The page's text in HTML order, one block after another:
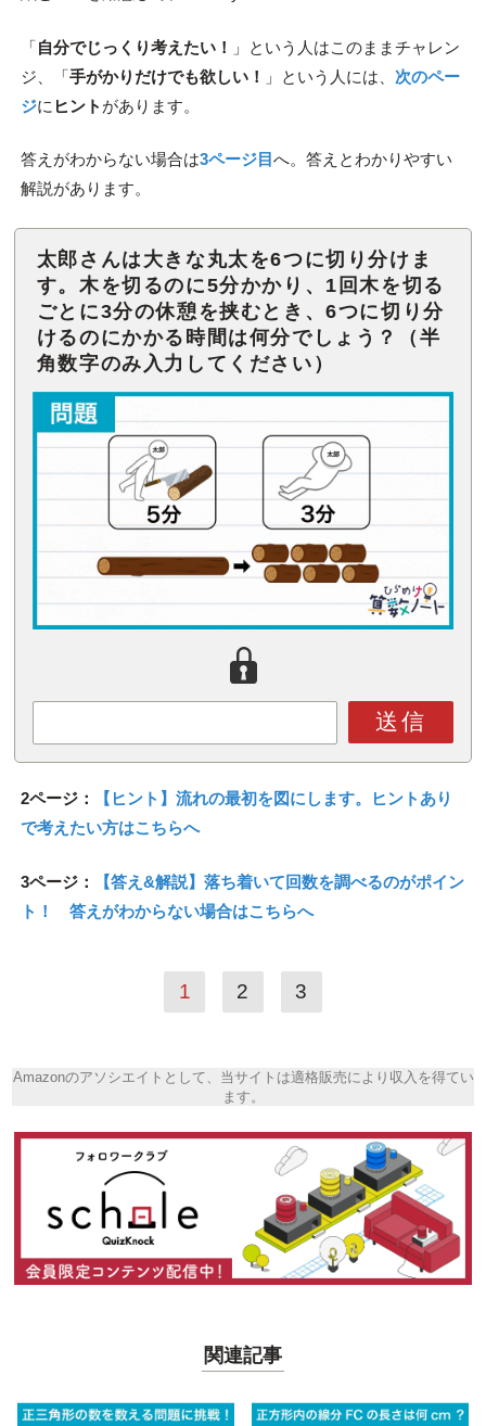
「自分でじっくり考えたい！
」という人はこのままチャレン
ジ、「手がかりだけでも欲しい！ 」という人には、 次のペー
ジに ヒント があります。
答えがわからない場合は3ページ目 へ。答えとわかりやすい
解説があります。
太郎さんは大きな丸太を6つに切り分けま
す。木を切るのに5分かかり、1回木を切る
ごとに3分の休憩を挟むとき、6つに切り分
けるのにかかる時間は何分でしょう？（半
角数字のみ入力してください）
送信
2ページ：
【ヒント】流れの最初を図にします。ヒントあり
で考えたい方はこちらへ
3ページ：
【答え&解説】落ち着いて回数を調べるのがポイン
ト！ 答えがわからない場合はこちらへ
1 2 3
Amazonのアソシエイトとして、当サイトは適格販売により収入を得てい
ます。
関連記事